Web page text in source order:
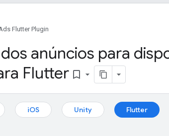
Flutter Plugin
anúncios para
Flutter bookmark_border
iOS Unity
Flutter